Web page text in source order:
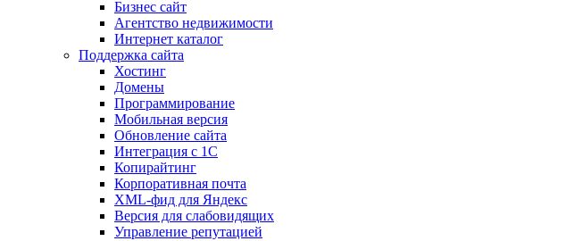
Бизнес сайт
Агентство недвижимости
Интернет каталог
Поддержка сайта
Хостинг
Домены
Программирование
Мобильная версия
Обновление сайта
Интеграция с 1С
Копирайтинг
Корпоративная почта
XML-фид для Яндекс
Версия для слабовидящих
Управление репутацией